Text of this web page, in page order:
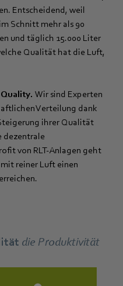
Entscheidend, weil
Schnitt mehr als 90
und täglich 15.000 Liter
Qualität hat die Luft,
Wir sind Experten
Verteilung dank
ihrer Qualität
dezentrale
von RLT-Anlagen geht
reiner Luft einen
die Produktivität